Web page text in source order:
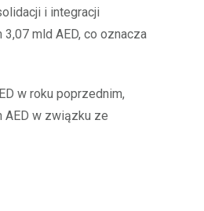
i integracji
mld AED, co oznacza
w roku poprzednim,
w związku ze